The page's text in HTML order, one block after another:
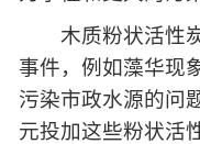
木质粉状活性炭
事件，例如藻华现
污染市政水源的问
元投加这些粉状活